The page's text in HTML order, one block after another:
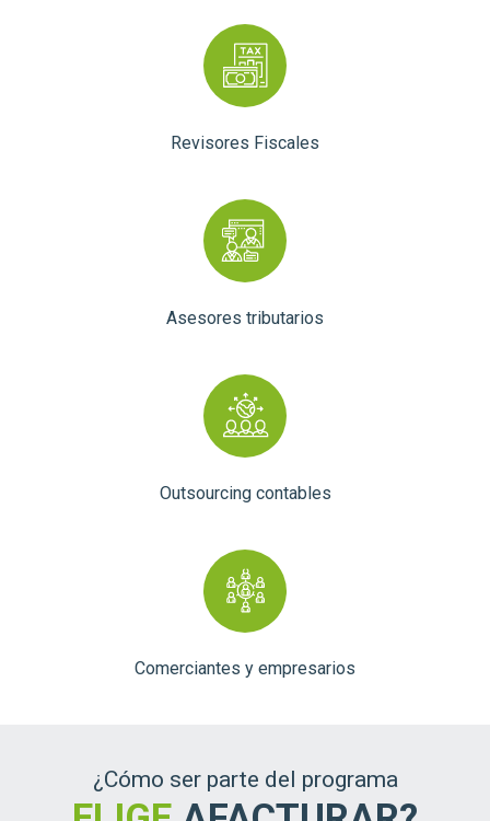
Revisores Fiscales
Asesores tributarios
Outsourcing contables
Comerciantes y empresarios
¿Cómo ser parte del programa